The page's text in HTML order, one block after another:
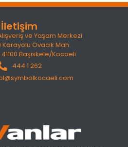
İletişim
ve Yaşam Merkezi
Karayolu Ovacık Mah.
41100 Başiskele/Kocaeli
444 1 262